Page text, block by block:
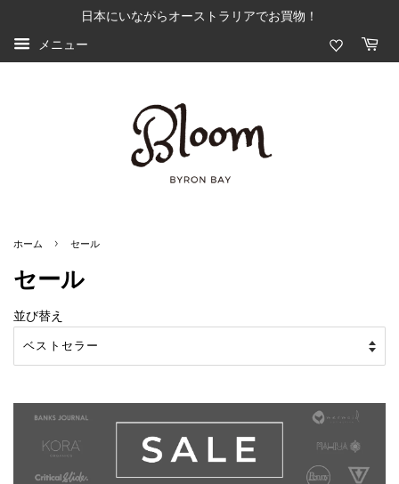
日本にいながらオーストラリアでお買物！
メニュー
ホーム › セール
セール
並び替え